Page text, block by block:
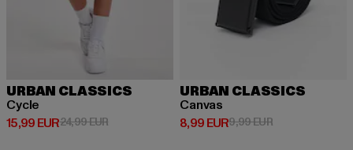
URBAN CLASSICS
Cycle
15,99 EUR
Derzeitiger Preis: 15,99 EUR
24,99 EURAktionspreis: 24,99 EUR
URBAN CLASSICS
Canvas
8,99 EUR
Derzeitiger Preis: 8,99 EUR
9,99 EURAktionspreis: